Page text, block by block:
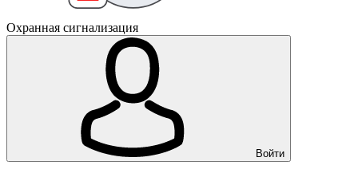
Охранная сигнализация
Войти